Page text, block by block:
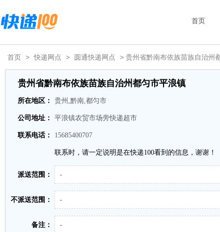
首页
首页 > 快递网点 > 圆通快递网点 > 贵州省黔南布依族苗族自治州
贵州省黔南布依族苗族自治州都匀市平浪镇
所在地区： 贵州,黔南,都匀市
公司地址： 平浪镇农贸市场旁快递超市
联系电话： 15685400707
联系时，请一定说明是在快递100看到的信息，谢谢！
派送范围： -
不派送范围： -
备注： -